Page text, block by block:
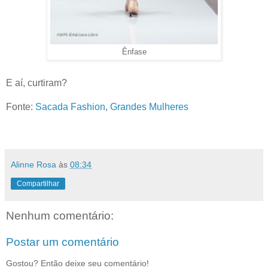
Ênfase
E aí, curtiram?
Fonte: Sacada Fashion, Grandes Mulheres
Alinne Rosa às 08:34
Compartilhar
Nenhum comentário:
Postar um comentário
Gostou? Então deixe seu comentário!